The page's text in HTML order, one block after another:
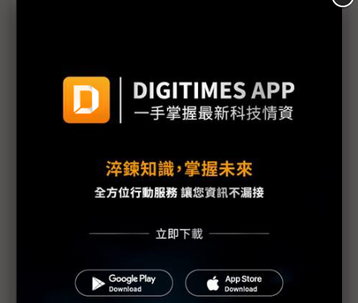
從AI大腦到真實落地的全面考驗 人形機器人邁向2.0
的「三重關卡」
BMW新帥的數位加冕？
車廠AI機器人擂台賽開戰 Tesla Optimus對決